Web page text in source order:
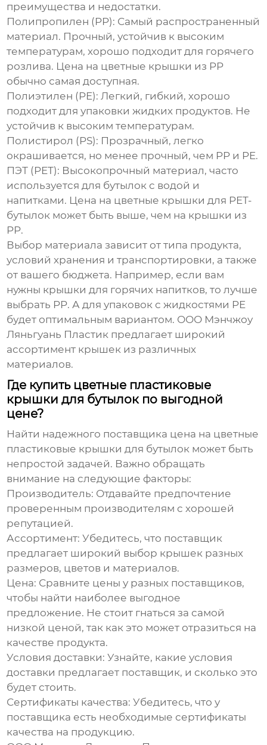
преимущества и недостатки.
Полипропилен (PP): Самый распространенный
материал. Прочный, устойчив к высоким
температурам, хорошо подходит для горячего
розлива. Цена на цветные крышки из PP
обычно самая доступная.
Полиэтилен (PE): Легкий, гибкий, хорошо
подходит для упаковки жидких продуктов. Не
устойчив к высоким температурам.
Полистирол (PS): Прозрачный, легко
окрашивается, но менее прочный, чем PP и PE.
ПЭТ (PET): Высокопрочный материал, часто
используется для бутылок с водой и
напитками. Цена на цветные крышки для PET-
бутылок может быть выше, чем на крышки из
PP.
Выбор материала зависит от типа продукта,
условий хранения и транспортировки, а также
от вашего бюджета. Например, если вам
нужны крышки для горячих напитков, то лучше
выбрать PP. А для упаковок с жидкостями PE
будет оптимальным вариантом. ООО Мэнчжоу
Ляньгуань Пластик предлагает широкий
ассортимент крышек из различных
материалов.
Где купить цветные пластиковые
крышки для бутылок по выгодной
цене?
Найти надежного поставщика цена на цветные
пластиковые крышки для бутылок может быть
непростой задачей. Важно обращать
внимание на следующие факторы:
Производитель: Отдавайте предпочтение
проверенным производителям с хорошей
репутацией.
Ассортимент: Убедитесь, что поставщик
предлагает широкий выбор крышек разных
размеров, цветов и материалов.
Цена: Сравните цены у разных поставщиков,
чтобы найти наиболее выгодное
предложение. Не стоит гнаться за самой
низкой ценой, так как это может отразиться на
качестве продукта.
Условия доставки: Узнайте, какие условия
доставки предлагает поставщик, и сколько это
будет стоить.
Сертификаты качества: Убедитесь, что у
поставщика есть необходимые сертификаты
качества на продукцию.